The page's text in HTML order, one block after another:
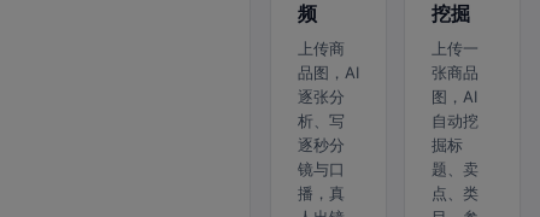
频
上传商
品图，AI
逐张分
析、写
逐秒分
镜与口
播，真
挖掘
上传一
张商品
图，AI
自动挖
掘标
题、卖
点、类